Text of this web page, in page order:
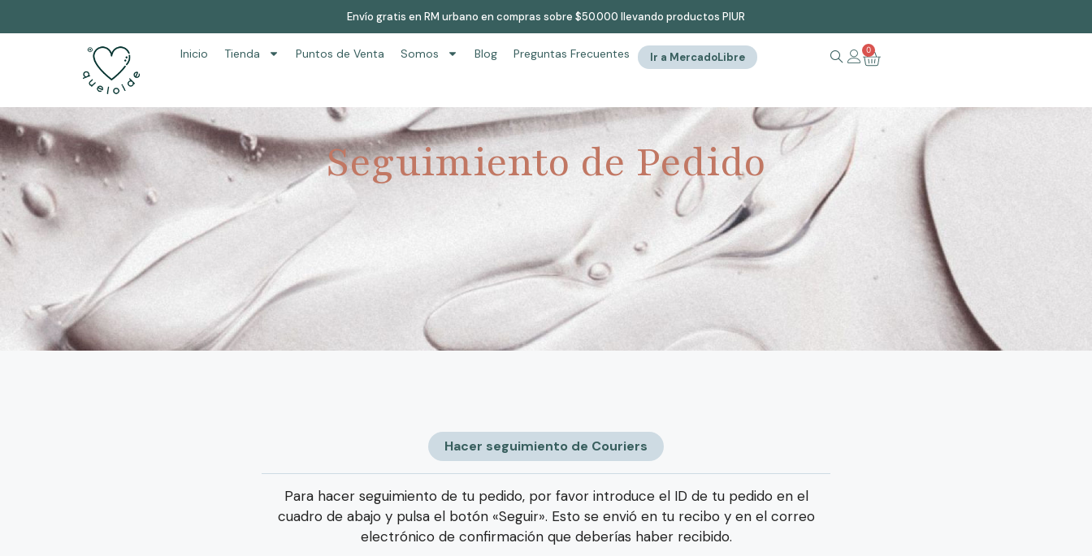
Envío gratis en RM urbano en compras sobre $50.000 llevando productos PIUR
Inicio Tienda Puntos de Venta Somos Blog Preguntas Frecuentes Ir a MercadoLibre
0
Seguimiento de Pedido
Hacer seguimiento de Couriers
Para hacer seguimiento de tu pedido, por favor introduce el ID de tu pedido en el
cuadro de abajo y pulsa el botón «Seguir». Esto se envió en tu recibo y en el correo
electrónico de confirmación que deberías haber recibido.